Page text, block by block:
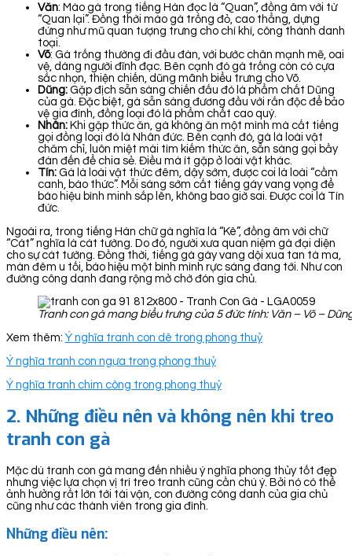
Văn: Mào gà trong tiếng Hán đọc là “Quan”, đồng âm với từ
“Quan lại”. Đồng thời mào gà trống đỏ, cao thẳng, dựng
đứng như mũ quan tượng trưng cho chí khí, công thành danh
toại.
Võ: Gà trống thường đi đầu đàn, với bước chân mạnh mẽ, oai
vệ, dáng người đĩnh đạc. Bên cạnh đó gà trống còn có cựa
sắc nhọn, thiện chiến, dũng mãnh biểu trưng cho Võ.
Dũng: Gặp địch sẵn sàng chiến đấu đó là phẩm chất Dũng
của gà. Đặc biệt, gà sẵn sàng đương đầu với rắn độc để bảo
vệ gia đình, đồng loại đó là phẩm chất cao quý.
Nhân: Khi gặp thức ăn, gà không ăn một mình mà cất tiếng
gọi đồng loại đó là Nhân đức. Bên cạnh đó, gà là loài vật
chăm chỉ, luôn miệt mài tìm kiếm thức ăn, sẵn sàng gọi bầy
đàn đến để chia sẻ. Điều mà ít gặp ở loài vật khác.
Tín: Gà là loài vật thức đêm, dậy sớm, được coi là loài “cầm
canh, báo thức”. Mỗi sáng sớm cất tiếng gáy vang vọng để
báo hiệu bình minh sắp lên, không bao giờ sai. Được coi là Tín
đức.
Ngoài ra, trong tiếng Hán chữ gà nghĩa là “Kê”, đồng âm với chữ
“Cát” nghĩa là cát tường. Do đó, người xưa quan niệm gà đại diện
cho sự cát tường. Đồng thời, tiếng gà gáy vang dội xua tan tà ma,
màn đêm u tối, báo hiệu một bình mình rực sáng đang tới. Như con
đường công danh đang rộng mở chờ đón gia chủ.
Tranh con gà mang biểu trưng của 5 đức tính: Văn – Võ –
Xem thêm: Ý nghĩa tranh con dê trong phong thuỷ
Ý nghĩa tranh con ngựa trong phong thuỷ
Ý nghĩa tranh chim công trong phong thuỷ
2. Những điều nên và không nên khi treo
tranh con gà
Mặc dù tranh con gà mang đến nhiều ý nghĩa phong thủy tốt đẹp
nhưng việc lựa chọn vị trí treo tranh cũng cần chú ý. Bởi nó có thể
ảnh hưởng rất lớn tới tài vận, con đường công danh của gia chủ
cũng như các thành viên trong gia đình.
Những điều nên: